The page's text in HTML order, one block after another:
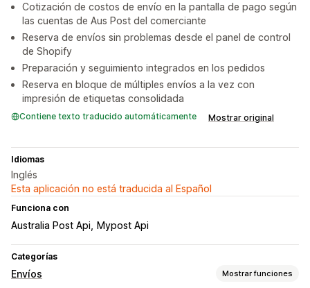
Cotización de costos de envío en la pantalla de pago según
las cuentas de Aus Post del comerciante
Reserva de envíos sin problemas desde el panel de control
de Shopify
Preparación y seguimiento integrados en los pedidos
Reserva en bloque de múltiples envíos a la vez con
impresión de etiquetas consolidada
Contiene texto traducido automáticamente Mostrar original
Idiomas
Inglés
Esta aplicación no está traducida al Español
Funciona con
Australia Post Api Mypost Api
Categorías
Envíos Mostrar funciones